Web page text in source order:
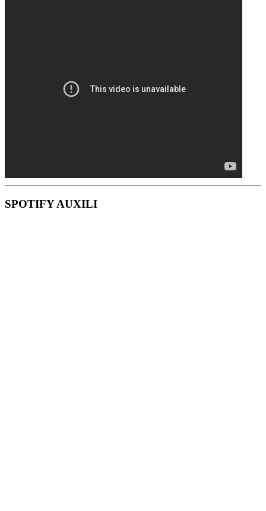
SPOTIFY AUXILI